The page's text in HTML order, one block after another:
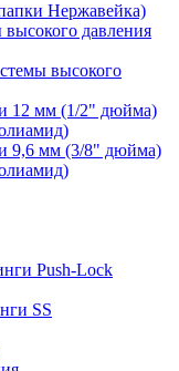
Нержавейка)
давления
высокого
12 мм (1/2" дюйма)
9,6 мм (3/8" дюйма)
Push-Lock
SS